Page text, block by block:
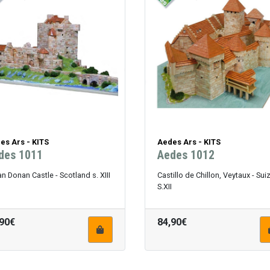
Ars - KITS
1011
Donan Castle - Scotland s. XIII
Aedes Ars - KITS
Aedes 1012
Castillo de Chillon, Veytaux -
S.XII
84,90€